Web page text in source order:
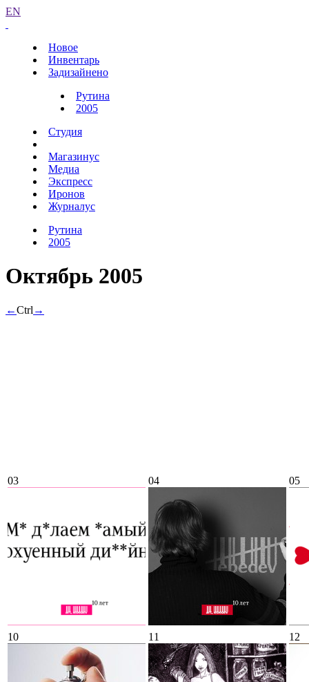
EN
Новое
Инвентарь
Задизайнено
Рутина
2005
Студия
Магазинус
Медиа
Экспресс
Иронов
Журналус
Рутина
2005
Октябрь 2005
←Ctrl →
03 04 05
10 11 12